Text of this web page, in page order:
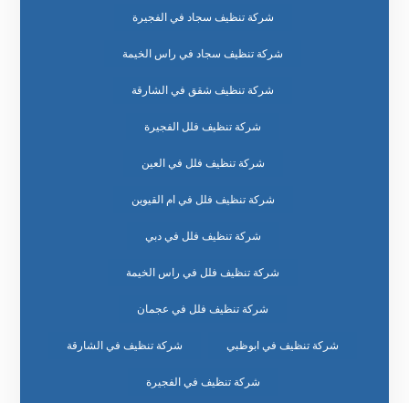
شركة تنظيف سجاد في الفجيرة
شركة تنظيف سجاد في راس الخيمة
شركة تنظيف شقق في الشارقة
شركة تنظيف فلل الفجيرة
شركة تنظيف فلل في العين
شركة تنظيف فلل في ام القيوين
شركة تنظيف فلل في دبي
شركة تنظيف فلل في راس الخيمة
شركة تنظيف فلل في عجمان
شركة تنظيف في ابوظبي شركة تنظيف في الشارقة
شركة تنظيف في الفجيرة